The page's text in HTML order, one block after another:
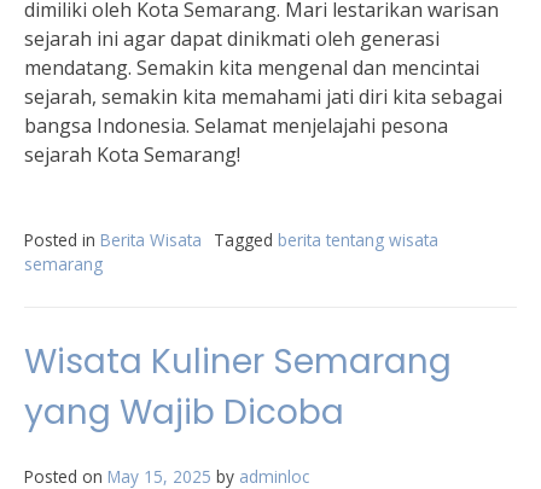
dimiliki oleh Kota Semarang. Mari lestarikan warisan
sejarah ini agar dapat dinikmati oleh generasi
mendatang. Semakin kita mengenal dan mencintai
sejarah, semakin kita memahami jati diri kita sebagai
bangsa Indonesia. Selamat menjelajahi pesona
sejarah Kota Semarang!
Posted in Berita Wisata Tagged berita tentang wisata
semarang
Wisata Kuliner Semarang
yang Wajib Dicoba
Posted on May 15, 2025 by adminloc